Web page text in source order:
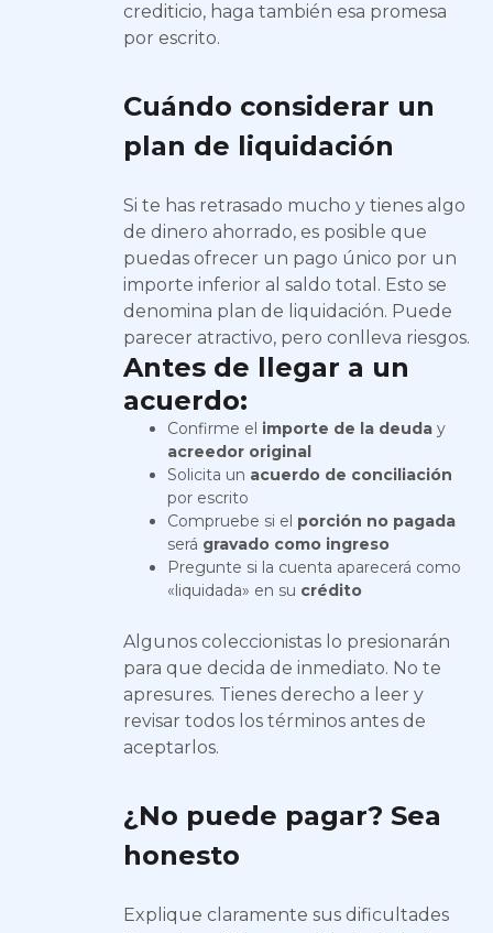
crediticio, haga también esa promesa
por escrito.
Cuándo considerar un
plan de liquidación
Si te has retrasado mucho y tienes algo
de dinero ahorrado, es posible que
puedas ofrecer un pago único por un
importe inferior al saldo total. Esto se
denomina plan de liquidación. Puede
parecer atractivo, pero conlleva riesgos.
Antes de llegar a un
acuerdo:
Confirme el importe de la deuda y
acreedor original
Solicita un acuerdo de conciliación
por escrito
Compruebe si el porción no pagada
será gravado como ingreso
Pregunte si la cuenta aparecerá como
«liquidada» en su crédito
Algunos coleccionistas lo presionarán
para que decida de inmediato. No te
apresures. Tienes derecho a leer y
revisar todos los términos antes de
aceptarlos.
¿No puede pagar? Sea
honesto
Explique claramente sus dificultades